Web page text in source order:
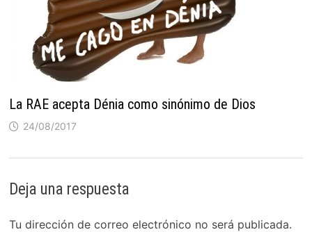
La RAE acepta Dénia como sinónimo de Dios
24/08/2017
Deja una respuesta
Tu dirección de correo electrónico no será publicada.